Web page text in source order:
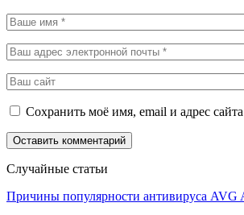
Сохранить моё имя, email и адрес
Случайные статьи
Причины популярности антивируса AVG